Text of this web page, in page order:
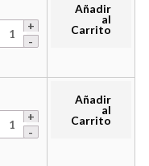
Añadir
al
Carrito
Añadir
al
Carrito